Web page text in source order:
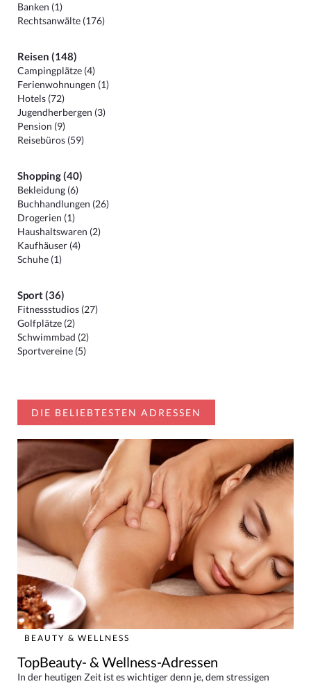
Banken (1)
Rechtsanwälte (176)
Reisen (148)
Campingplätze (4)
Ferienwohnungen (1)
Hotels (72)
Jugendherbergen (3)
Pension (9)
Reisebüros (59)
Shopping (40)
Bekleidung (6)
Buchhandlungen (26)
Drogerien (1)
Haushaltswaren (2)
Kaufhäuser (4)
Schuhe (1)
Sport (36)
Fitnessstudios (27)
Golfplätze (2)
Schwimmbad (2)
Sportvereine (5)
DIE BELIEBTESTEN ADRESSEN
BEAUTY & WELLNESS
TopBeauty- & Wellness-Adressen
In der heutigen Zeit ist es wichtiger denn je, dem stressigen